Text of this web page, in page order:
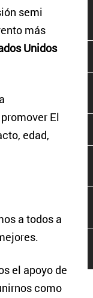
semi
más
Unidos
El
edad,
a todos a
el apoyo de
como